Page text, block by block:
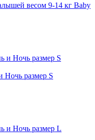
весом 9-14 кг Baby
Ночь размер S